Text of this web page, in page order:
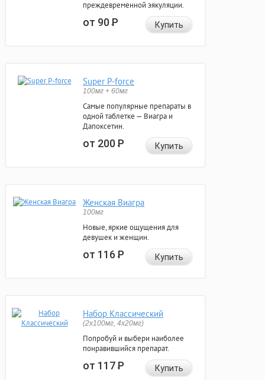
преждевременной эякуляции.
от 90Р Купить
Super P-force
100мг + 60мг
Самые популярные препараты в
одной таблетке — Виагра и
Дапоксетин.
от 200Р Купить
Женская Виагра
100мг
Новые, яркие ощущения для
девушек и женщин.
от 116Р Купить
Набор Классический
(2x100мг, 4x20мг)
Попробуй и выбери наиболее
понравившийся препарат.
от 117Р Купить